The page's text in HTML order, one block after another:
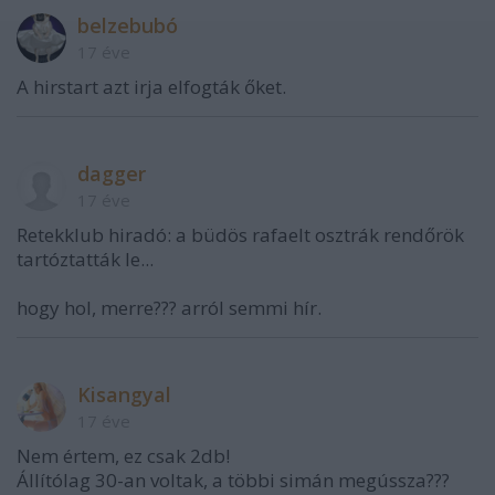
belzebubó
A hirstart azt irja elfogták őket.
dagger
Retekklub hiradó: a büdös rafaelt osztrák rendőrök
tartóztatták le...
hogy hol, merre??? arról semmi hír.
Kisangyal
Nem értem, ez csak 2db!
Állítólag 30-an voltak, a többi simán megússza???